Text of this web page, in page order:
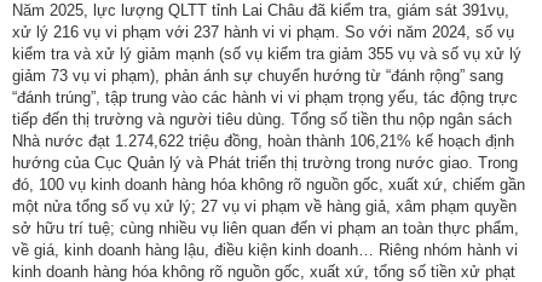
Năm 2025, lực lượng QLTT tỉnh Lai Châu đã kiểm tra, giám sát 391vụ,
xử lý 216 vụ vi phạm với 237 hành vi vi phạm. So với năm 2024, số vụ
kiểm tra và xử lý giảm mạnh (số vụ kiểm tra giảm 355 vụ và số vụ xử lý
giảm 73 vụ vi phạm), phản ánh sự chuyển hướng từ “đánh rộng” sang
“đánh trúng”, tập trung vào các hành vi vi phạm trọng yếu, tác động trực
tiếp đến thị trường và người tiêu dùng. Tổng số tiền thu nộp ngân sách
Nhà nước đạt 1.274,622 triệu đồng, hoàn thành 106,21% kế hoạch định
hướng của Cục Quản lý và Phát triển thị trường trong nước giao. Trong
đó, 100 vụ kinh doanh hàng hóa không rõ nguồn gốc, xuất xứ, chiếm gần
một nửa tổng số vụ xử lý; 27 vụ vi phạm về hàng giả, xâm phạm quyền
sở hữu trí tuệ; cùng nhiều vụ liên quan đến vi phạm an toàn thực phẩm,
về giá, kinh doanh hàng lậu, điều kiện kinh doanh… Riêng nhóm hành vi
kinh doanh hàng hóa không rõ nguồn gốc, xuất xứ, tổng số tiền xử phạt